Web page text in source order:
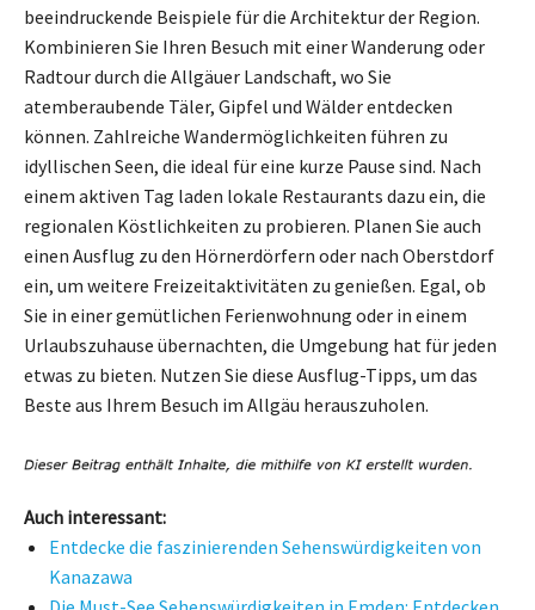
beeindruckende Beispiele für die Architektur der Region.
Kombinieren Sie Ihren Besuch mit einer Wanderung oder
Radtour durch die Allgäuer Landschaft, wo Sie
atemberaubende Täler, Gipfel und Wälder entdecken
können. Zahlreiche Wandermöglichkeiten führen zu
idyllischen Seen, die ideal für eine kurze Pause sind. Nach
einem aktiven Tag laden lokale Restaurants dazu ein, die
regionalen Köstlichkeiten zu probieren. Planen Sie auch
einen Ausflug zu den Hörnerdörfern oder nach Oberstdorf
ein, um weitere Freizeitaktivitäten zu genießen. Egal, ob
Sie in einer gemütlichen Ferienwohnung oder in einem
Urlaubszuhause übernachten, die Umgebung hat für jeden
etwas zu bieten. Nutzen Sie diese Ausflug-Tipps, um das
Beste aus Ihrem Besuch im Allgäu herauszuholen.
Auch interessant:
Entdecke die faszinierenden Sehenswürdigkeiten von
Kanazawa